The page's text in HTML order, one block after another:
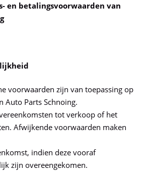
en betalingsvoorwaarden van
zijn van toepassing op
Auto Parts Schnoing.
tot verkoop of het
Afwijkende voorwaarden maken
indien deze vooraf
zijn overeengekomen.